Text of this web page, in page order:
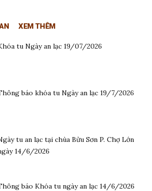
XEM THÊM
tu Ngày an lạc 19/07/2026
báo khóa tu Ngày an lạc 19/7/2026
tu an lạc tại chùa Bửu Sơn P. Chợ Lớn
14/6/2026
báo Khóa tu ngày an lạc 14/6/2026